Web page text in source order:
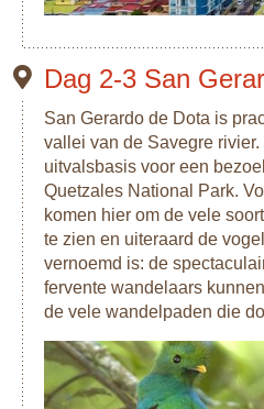
Dag 2-3 San
San Gerardo de Dota is
vallei van de Savegre
uitvalsbasis voor een
Quetzales National Park.
komen hier om de vele
te zien en uiteraard de
vernoemd is: de
fervente wandelaars
de vele wandelpaden die